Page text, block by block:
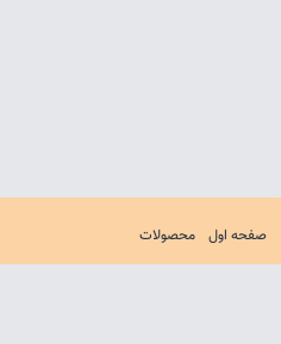
صفحه اول محصولات